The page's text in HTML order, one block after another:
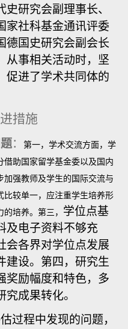
研究会副理事长、
家社科基金通讯评委
德国史研究会副会长
从事相关活动时，坚
促进了学术共同体的
措施
：
第一，学术交流方面，学
助国家留学基金委以及国内
强教师及学生的国际交流与
比较单一，应注重学生培养形
培养。第三， 学位点基
及电子资料不够充
会各界对学位点发展
建设。第四，研究生
奖励幅度和特色，多
成果转化。
过程中发现的问题，